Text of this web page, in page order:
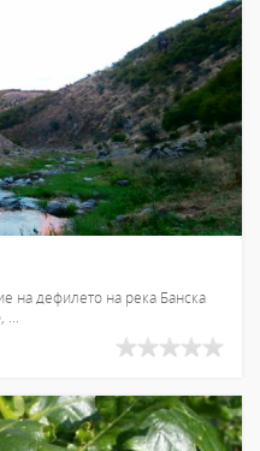
на дефилето на река Банска
...